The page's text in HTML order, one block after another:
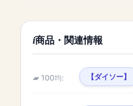
商品・関連情報
100均: 【ダイソー】